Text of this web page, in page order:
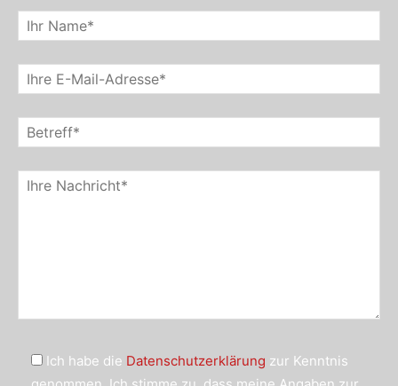
Ich habe die Datenschutzerklärung zur Kenntnis